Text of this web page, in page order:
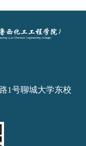
1号聊城大学东校